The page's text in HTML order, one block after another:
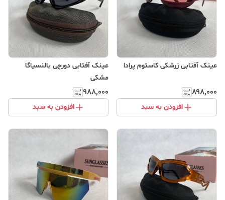
عینک آفتابی زرشکی کاستوم پرادا
۸۹۸٬۰۰۰
افزودن به سبد
عینک آفتابی دورچی بالنسیاگا
مشکی
۹۸۸٬۰۰۰
افزودن به سبد